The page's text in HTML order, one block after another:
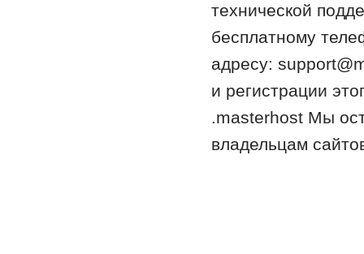
технической
бесплатному
адресу:
и регистрации
.masterhost Мы
владельцам